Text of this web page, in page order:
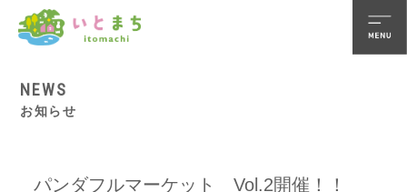
NEWS
お知らせ
パンダフルマーケット Vol.2開催！！